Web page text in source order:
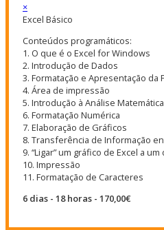
×
Excel Básico
Conteúdos programáticos:
1. O que é o Excel for Windows
2. Introdução de Dados
3. Formatação e Apresentação da
4. Área de impressão
5. Introdução à Análise Matemática
6. Formatação Numérica
7. Elaboração de Gráficos
8. Transferência de Informação
9. “Ligar” um gráfico de Excel a
10. Impressão
11. Formatação de Caracteres
6 dias - 18 horas - 170,00€